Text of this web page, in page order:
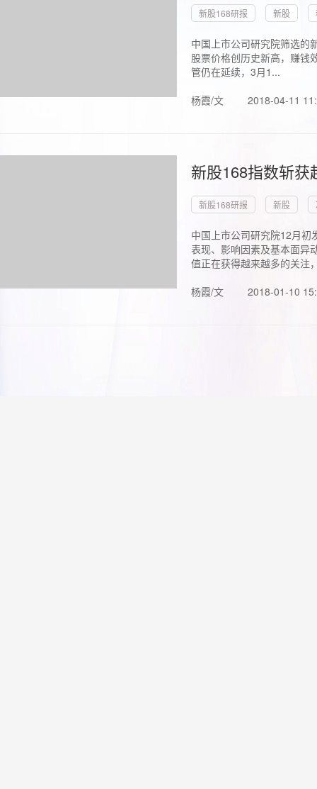
新股168研报 新股
中国上市公司研究院筛选的
股票价格创历史新高，赚钱
管仍在延续，3月1...
杨霞/文
2018-04-11
新股168指数斩
新股168研报 新股
中国上市公司研究院12月初
表现、影响因素及基本面异
值正在获得越来越多的关注
杨霞/文
2018-01-10